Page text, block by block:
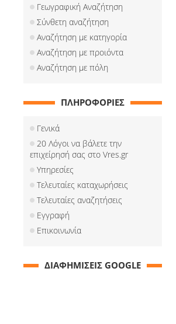
Γεωγραφική Αναζήτηση
Σύνθετη αναζήτηση
Αναζήτηση με κατηγορία
Αναζήτηση με προιόντα
Αναζήτηση με πόλη
ΠΛΗΡΟΦΟΡΙΕΣ
Γενικά
20 Λόγοι να βάλετε την
επιχείρησή σας στο Vres.gr
Υπηρεσίες
Τελευταίες καταχωρήσεις
Τελευταίες αναζητήσεις
Εγγραφή
Επικοινωνία
ΔΙΑΦΗΜΙΣΕΙΣ GOOGLE